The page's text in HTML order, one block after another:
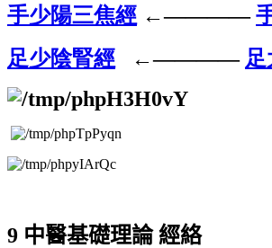
手少陽三焦經 ←————
足少陰腎經 ←————
9 中醫基礎理論 經絡